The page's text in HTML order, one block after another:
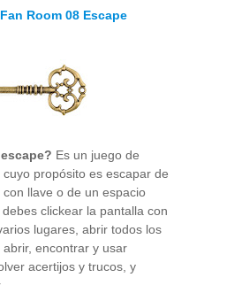
Room 08 Escape
Es un juego de
propósito es escapar de
llave o de un espacio
clickear la pantalla con
lugares, abrir todos los
encontrar y usar
acertijos y trucos, y